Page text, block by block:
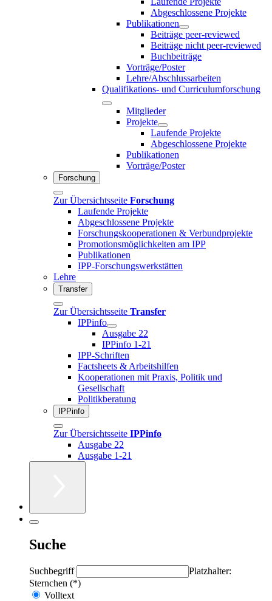
Abgeschlossene Projekte
Publikationen
Beiträge peer-reviewed
Beiträge nicht peer-reviewed
Buchbeiträge
Vorträge/Poster
Lehre/Abschlussarbeiten
Qualifikations- und Curriculumforschung
Mitglieder
Projekte
Laufende Projekte
Abgeschlossene Projekte
Publikationen
Vorträge/Poster
Forschung
Zur Übersichtsseite Forschung
Laufende Projekte
Abgeschlossene Projekte
Forschungskooperationen & Verbundprojekte
Promotionsmöglichkeiten am IPP
Publikationen
IPP-Forschungswerkstätten
Lehre
Transfer
Zur Übersichtsseite Transfer
IPPinfo
Ausgabe 22
IPPinfo 1-21
IPP-Schriften
Factsheets & Arbeitshilfen
Kooperationen mit Praxis, Politik und
Gesellschaft
Politikberatung
IPPinfo
Zur Übersichtsseite IPPinfo
Ausgabe 22
Ausgabe 1-21
Suche
Suchbegriff
Platzhalter:
Sternchen (*)
Volltext